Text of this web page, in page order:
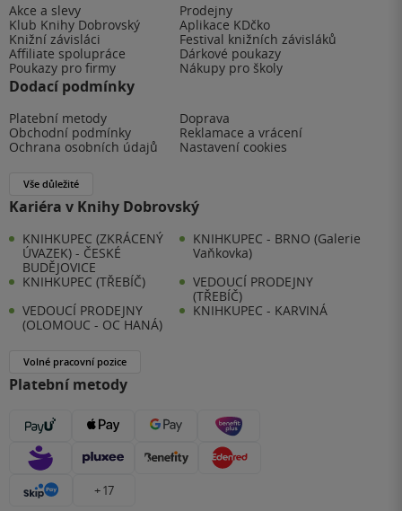
Akce a slevy
Prodejny
Klub Knihy Dobrovský
Aplikace KDčko
Knižní závisláci
Festival knižních závisláků
Affiliate spolupráce
Dárkové poukazy
Poukazy pro firmy
Nákupy pro školy
Dodací podmínky
Platební metody
Doprava
Obchodní podmínky
Reklamace a vrácení
Ochrana osobních údajů
Nastavení cookies
Vše důležité
Kariéra v Knihy Dobrovský
KNIHKUPEC (ZKRÁCENÝ
ÚVAZEK) - ČESKÉ
BUDĚJOVICE
KNIHKUPEC - BRNO (Galerie
Vaňkovka)
KNIHKUPEC (TŘEBÍČ)
VEDOUCÍ PRODEJNY
(TŘEBÍČ)
VEDOUCÍ PRODEJNY
(OLOMOUC - OC HANÁ)
KNIHKUPEC - KARVINÁ
Volné pracovní pozice
Platební metody
+ 17